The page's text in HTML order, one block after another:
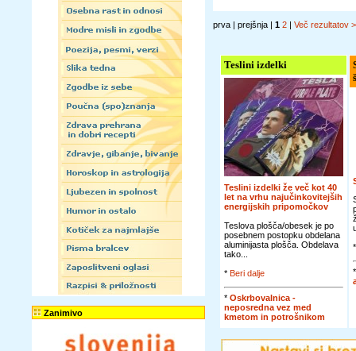
Zanimivo
prva | prejšnja | 1 2 | Več rezultatov
Teslini izdelki
Teslini izdelki že več kot 40
let na vrhu najučinkovitejših
energijskih pripomočkov
Teslova plošča/obesek je po
posebnem postopku obdelana
aluminijasta plošča. Obdelava
tako...
* Beri dalje
* Oskrbovalnica -
neposredna vez med
kmetom in potrošnikom